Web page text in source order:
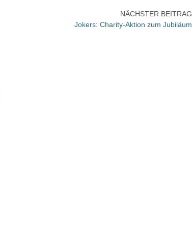
NÄCHSTER BEITRAG
Jokers: Charity-Aktion zum Jubiläum